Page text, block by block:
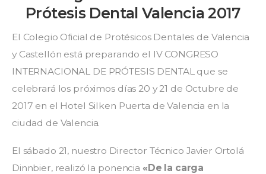
2019
Prótesis Dental Valencia 2017
El Colegio Oficial de Protésicos Dentales de Valencia
y Castellón está preparando el IV CONGRESO
INTERNACIONAL DE PRÓTESIS DENTAL que se
celebrará los próximos días 20 y 21 de Octubre de
2017 en el Hotel Silken Puerta de Valencia en la
ciudad de Valencia.
El sábado 21, nuestro Director Técnico Javier Ortolá
Dinnbier, realizó la ponencia «De la carga